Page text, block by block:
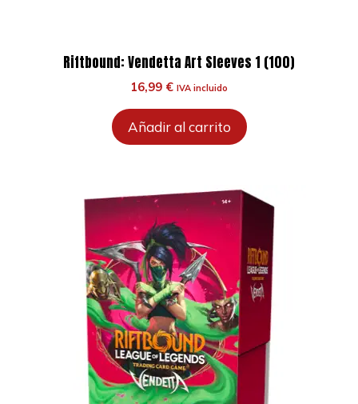
Riftbound: Vendetta Art Sleeves 1 (100)
16,99 € IVA incluido
Añadir al carrito